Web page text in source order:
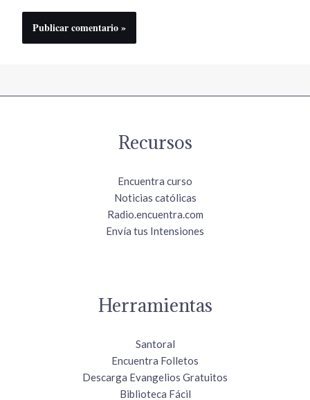
Recursos
Encuentra curso
Noticias católicas
Radio.encuentra.com
Envía tus Intensiones
Herramientas
Santoral
Encuentra Folletos
Descarga Evangelios Gratuitos
Biblioteca Fácil